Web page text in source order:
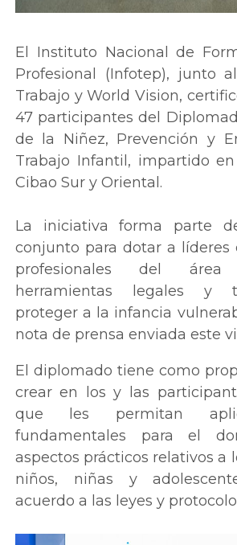
El Instituto Nacional de
Profesional (Infotep), junto
Trabajo y World Vision,
47 participantes del
de la Niñez, Prevención y
Trabajo Infantil, impartido
Cibao Sur y Oriental.
La iniciativa forma parte
conjunto para dotar a líderes
profesionales del
herramientas legales y
proteger a la infancia
nota de prensa enviada este
El diplomado tiene como
crear en los y las
que les permitan
fundamentales para el
aspectos prácticos relativos a
niños, niñas y
acuerdo a las leyes y